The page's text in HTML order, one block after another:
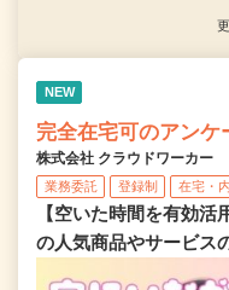
NEW
完全在宅可のアンケ
株式会社 クラウドワーカー
業務委託 登録制 在宅・
【空いた時間を有効
の人気商品やサービス